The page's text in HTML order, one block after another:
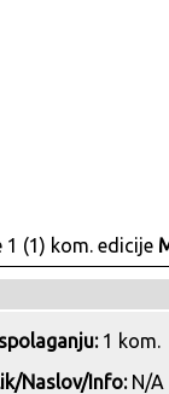
1 (1) kom. edicije
1 kom.
Naslov/Info:N/A